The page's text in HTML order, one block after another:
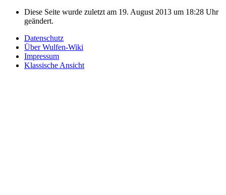
Diese Seite wurde zuletzt am 19. August 2013 um 18:28 Uhr
geändert.
Datenschutz
Über Wulfen-Wiki
Impressum
Klassische Ansicht